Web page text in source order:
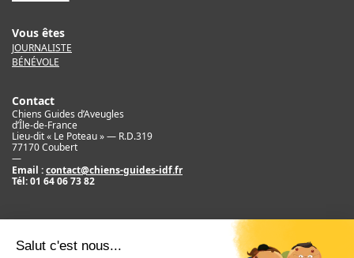
Vous êtes
JOURNALISTE
BÉNÉVOLE
Contact
Chiens Guides d’Aveugles
d’Île-de-France
Lieu-dit « Le Poteau » — R.D.319
77170 Coubert
—
Email :contact@chiens-guides-idf.fr
Tél:01 64 06 73 82
Crédit
©2017 Chiens Guides d’Aveugles d’IDF